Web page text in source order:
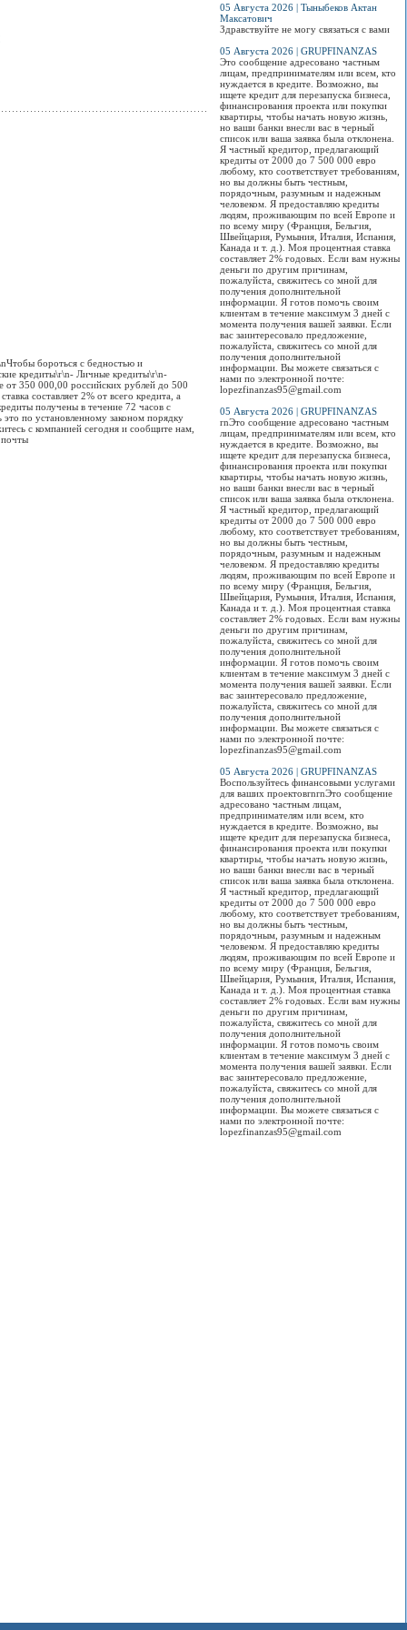
бороться с бедностью и
кредиты\r\n- Личные кредиты\r\n-
350 000,00 российских рублей до 500
составляет 2% от всего кредита, а
получены в течение 72 часов с
по установленному законом порядку
с компанией сегодня и сообщите нам,
почты
05 Августа 2026 | Тыныбеков Актан
Максатович
Здравствуйте не могу связаться с вами
05 Августа 2026 | GRUPFINANZAS
Это сообщение адресовано частным
лицам, предпринимателям или всем, кто
нуждается в кредите. Возможно, вы
ищете кредит для перезапуска бизнеса,
финансирования проекта или покупки
квартиры, чтобы начать новую жизнь,
но ваши банки внесли вас в черный
список или ваша заявка была отклонена.
Я частный кредитор, предлагающий
кредиты от 2000 до 7 500 000 евро
любому, кто соответствует требованиям,
но вы должны быть честным,
порядочным, разумным и надежным
человеком. Я предоставляю кредиты
людям, проживающим по всей Европе и
по всему миру (Франция, Бельгия,
Швейцария, Румыния, Италия, Испания,
Канада и т. д.). Моя процентная ставка
составляет 2% годовых. Если вам нужны
деньги по другим причинам,
пожалуйста, свяжитесь со мной для
получения дополнительной
информации. Я готов помочь своим
клиентам в течение максимум 3 дней с
момента получения вашей заявки. Если
вас заинтересовало предложение,
пожалуйста, свяжитесь со мной для
получения дополнительной
информации. Вы можете связаться с
нами по электронной почте:
lopezfinanzas95@gmail.com
05 Августа 2026 | GRUPFINANZAS
rnЭто сообщение адресовано частным
лицам, предпринимателям или всем, кто
нуждается в кредите. Возможно, вы
ищете кредит для перезапуска бизнеса,
финансирования проекта или покупки
квартиры, чтобы начать новую жизнь,
но ваши банки внесли вас в черный
список или ваша заявка была отклонена.
Я частный кредитор, предлагающий
кредиты от 2000 до 7 500 000 евро
любому, кто соответствует требованиям,
но вы должны быть честным,
порядочным, разумным и надежным
человеком. Я предоставляю кредиты
людям, проживающим по всей Европе и
по всему миру (Франция, Бельгия,
Швейцария, Румыния, Италия, Испания,
Канада и т. д.). Моя процентная ставка
составляет 2% годовых. Если вам нужны
деньги по другим причинам,
пожалуйста, свяжитесь со мной для
получения дополнительной
информации. Я готов помочь своим
клиентам в течение максимум 3 дней с
момента получения вашей заявки. Если
вас заинтересовало предложение,
пожалуйста, свяжитесь со мной для
получения дополнительной
информации. Вы можете связаться с
нами по электронной почте:
lopezfinanzas95@gmail.com
05 Августа 2026 | GRUPFINANZAS
Воспользуйтесь финансовыми услугами
для ваших проектовrnrnЭто сообщение
адресовано частным лицам,
предпринимателям или всем, кто
нуждается в кредите. Возможно, вы
ищете кредит для перезапуска бизнеса,
финансирования проекта или покупки
квартиры, чтобы начать новую жизнь,
но ваши банки внесли вас в черный
список или ваша заявка была отклонена.
Я частный кредитор, предлагающий
кредиты от 2000 до 7 500 000 евро
любому, кто соответствует требованиям,
но вы должны быть честным,
порядочным, разумным и надежным
человеком. Я предоставляю кредиты
людям, проживающим по всей Европе и
по всему миру (Франция, Бельгия,
Швейцария, Румыния, Италия, Испания,
Канада и т. д.). Моя процентная ставка
составляет 2% годовых. Если вам нужны
деньги по другим причинам,
пожалуйста, свяжитесь со мной для
получения дополнительной
информации. Я готов помочь своим
клиентам в течение максимум 3 дней с
момента получения вашей заявки. Если
вас заинтересовало предложение,
пожалуйста, свяжитесь со мной для
получения дополнительной
информации. Вы можете связаться с
нами по электронной почте:
lopezfinanzas95@gmail.com